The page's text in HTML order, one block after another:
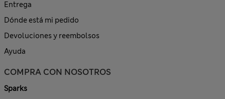
Entrega
Dónde está mi pedido
Devoluciones y reembolsos
Ayuda
COMPRA CON NOSOTROS
Sparks